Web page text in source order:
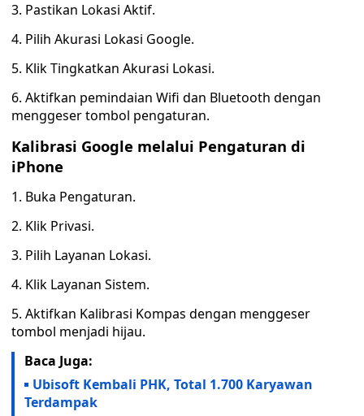
3. Pastikan Lokasi Aktif.
4. Pilih Akurasi Lokasi Google.
5. Klik Tingkatkan Akurasi Lokasi.
6. Aktifkan pemindaian Wifi dan Bluetooth dengan
menggeser tombol pengaturan.
Kalibrasi Google melalui Pengaturan di
iPhone
1. Buka Pengaturan.
2. Klik Privasi.
3. Pilih Layanan Lokasi.
4. Klik Layanan Sistem.
5. Aktifkan Kalibrasi Kompas dengan menggeser
tombol menjadi hijau.
Baca Juga:
Ubisoft Kembali PHK, Total 1.700 Karyawan
Terdampak